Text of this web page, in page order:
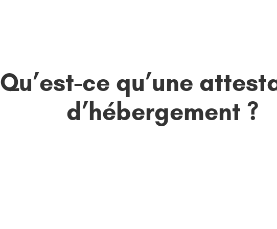
Qu’est-ce qu’une
d’hébergement ?